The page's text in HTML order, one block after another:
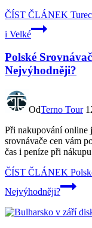
ČÍST ČLÁNEK
i Velké
Polské
Nejvýhodněji?
OdTerno Tour
Při nakupování online
srovnávače cen vám
čas i peníze při
ČÍST ČLÁNEK
Nejvýhodněji?